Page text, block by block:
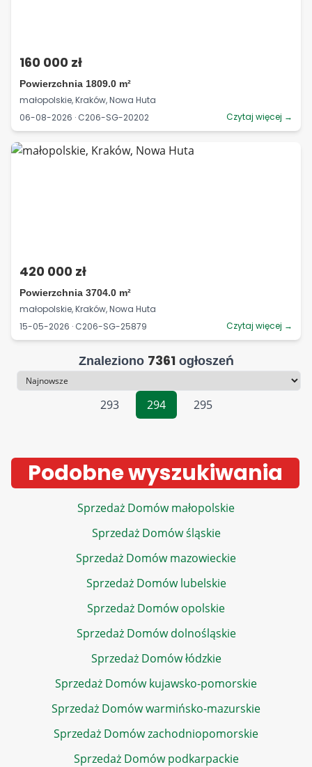
160 000 zł
Powierzchnia 1809.0 m²
małopolskie, Kraków, Nowa Huta
06-08-2026 · C206-SG-20202
Czytaj więcej →
420 000 zł
Powierzchnia 3704.0 m²
małopolskie, Kraków, Nowa Huta
15-05-2026 · C206-SG-25879
Czytaj więcej →
Znaleziono 7361 ogłoszeń
Sortowanie
293
294 295
Podobne wyszukiwania
Sprzedaż Domów małopolskie
Sprzedaż Domów śląskie
Sprzedaż Domów mazowieckie
Sprzedaż Domów lubelskie
Sprzedaż Domów opolskie
Sprzedaż Domów dolnośląskie
Sprzedaż Domów łódzkie
Sprzedaż Domów kujawsko-pomorskie
Sprzedaż Domów warmińsko-mazurskie
Sprzedaż Domów zachodniopomorskie
Sprzedaż Domów podkarpackie